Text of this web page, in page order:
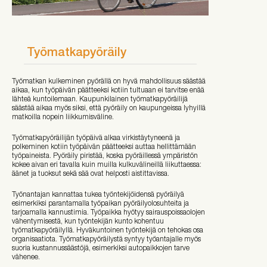
Työmatkapyöräily
Työmatkan kulkeminen pyörällä on hyvä mahdollisuus säästää
aikaa, kun työpäivän päätteeksi kotiin tultuaan ei tarvitse enää
lähteä kuntoilemaan. Kaupunkilainen työmatkapyöräilijä
säästää aikaa myös siksi, että pyöräily on kaupungeissa lyhyillä
matkoilla nopein liikkumisväline.
Työmatkapyöräilijän työpäivä alkaa virkistäytyneenä ja
polkeminen kotiin työpäivän päätteeksi auttaa hellittämään
työpaineista. Pyöräily piristää, koska pyöräillessä ympäristön
kokee aivan eri tavalla kuin muilla kulkuvälineillä liikuttaessa:
äänet ja tuoksut sekä sää ovat helposti aistittavissa.
Työnantajan kannattaa tukea työntekijöidensä pyöräilyä
esimerkiksi parantamalla työpaikan pyöräilyolosuhteita ja
tarjoamalla kannustimia. Työpaikka hyötyy sairauspoissaolojen
vähentymisestä, kun työntekijän kunto kohentuu
työmatkapyöräilyllä. Hyväkuntoinen työntekijä on tehokas osa
organisaatiota. Työmatkapyöräilystä syntyy työantajalle myös
suoria kustannussäästöjä, esimerkiksi autopaikkojen tarve
vähenee.